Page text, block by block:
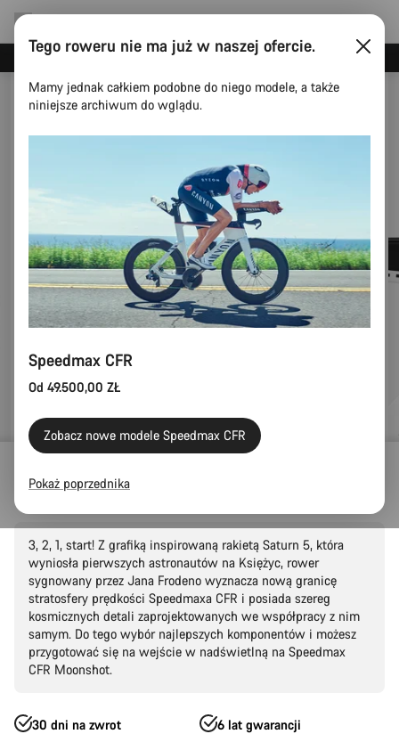
Oszczędzaj z newsletterem Canyon
Speedmax CFR Moonshot
3, 2, 1, start! Z grafiką inspirowaną rakietą Saturn 5, która
wyniosła pierwszych astronautów na Księżyc, rower
sygnowany przez Jana Frodeno wyznacza nową granicę
stratosfery prędkości Speedmaxa CFR i posiada szereg
kosmicznych detali zaprojektowanych we współpracy z nim
samym. Do tego wybór najlepszych komponentów i możesz
przygotować się na wejście w nadświetlną na Speedmax
CFR Moonshot.
30 dni na zwrot 6 lat gwarancji
Tego roweru nie ma już w naszej ofercie.
Mamy jednak całkiem podobne do niego modele, a także
niniejsze archiwum do wglądu.
Speedmax CFR
Od 49.500,00 ZŁ
Zobacz nowe modele Speedmax CFR
Pokaż poprzednika